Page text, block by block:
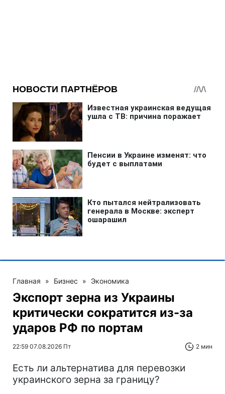
Главная » Бизнес » Экономика
Экспорт зерна из Украины
критически сократится из-за
ударов РФ по портам
22:59 07.08.2026 Пт 2 мин
Есть ли альтернатива для перевозки
украинского зерна за границу?